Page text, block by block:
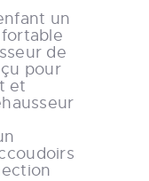
un
de
pour
et